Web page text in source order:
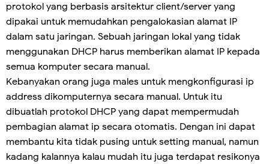
protokol yang berbasis arsitektur client/server yang
dipakai untuk memudahkan pengalokasian alamat IP
dalam satu jaringan. Sebuah jaringan lokal yang tidak
menggunakan DHCP harus memberikan alamat IP kepada
semua komputer secara manual.
Kebanyakan orang juga males untuk mengkonfigurasi ip
address dikomputernya secara manual. Untuk itu
dibuatlah protokol DHCP yang dapat mempermudah
pembagian alamat ip secara otomatis. Dengan ini dapat
membantu kita tidak pusing untuk setting manual, namun
kadang kalannya kalau mudah itu juga terdapat resikonya